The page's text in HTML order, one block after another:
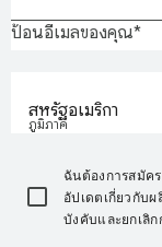
ป้อนอีเมลของคุณ
ภูมิภาค
สหรัฐอเมริกา
ฉันต้องการสมัค
อัปเดตเกี่ยวกับ
บังคับและยกเลิ